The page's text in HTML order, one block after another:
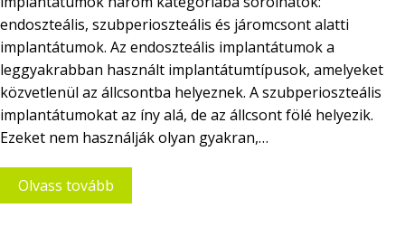
endoszteális, szubperioszteális és járomcsont alatti
implantátumok. Az endoszteális implantátumok a
leggyakrabban használt implantátumtípusok, amelyeket
közvetlenül az állcsontba helyeznek. A szubperioszteális
implantátumokat az íny alá, de az állcsont fölé helyezik.
Ezeket nem használják olyan gyakran,…
Olvass tovább